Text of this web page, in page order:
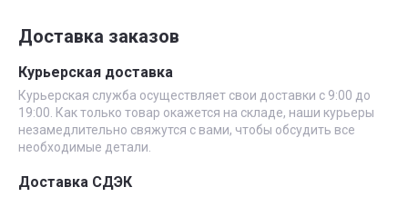
Доставка заказов
Курьерская доставка
Курьерская служба осуществляет свои доставки с 9:00 до
19:00. Как только товар окажется на складе, наши курьеры
незамедлительно свяжутся с вами, чтобы обсудить все
необходимые детали.
Доставка СДЭК